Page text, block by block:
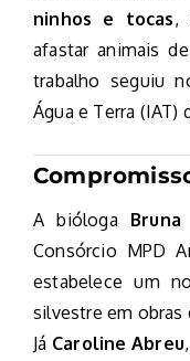
ninhos e tocas,
afastar animais
trabalho seguiu
Água e Terra (IAT)
A bióloga
Consórcio MPD
estabelece um
silvestre em obras
Já Caroline Abreu